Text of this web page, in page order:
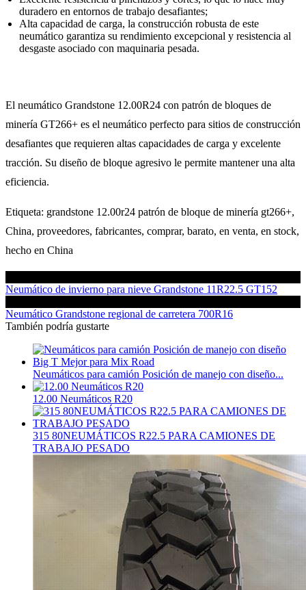
duradero en entornos de trabajo desafiantes;
Alta capacidad de carga, la construcción robusta de este
neumático garantiza su rendimiento excepcional y resistencia al
desgaste asociado con maquinaria pesada.
El neumático Grandstone 12.00R24 con patrón de bloques de
minería GT266+ es el neumático perfecto para sitios de construcción
desafiantes que requieren altas capacidades de carga y excelente
tracción. Su diseño de bloque agresivo le permite mantener una alta
eficiencia.
Etiqueta: grandstone 12.00r24 patrón de bloque de minería gt266+,
China, proveedores, fabricantes, comprar, barato, en venta, en stock,
hecho en China
Neumático de invierno para nieve Grandstone 11R22.5 GT152
Neumático Grandstone regional de carretera 700R16
También podría gustarte
Neumáticos para camión Posición de manejo con diseño...
12.00 Neumáticos R20
315 80NEUMÁTICOS R22.5 PARA CAMIONES DE
TRABAJO PESADO